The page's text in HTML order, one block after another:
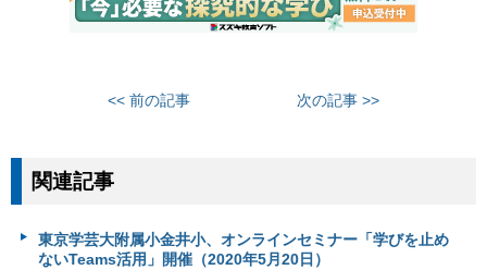
<< 前の記事 次の記事 >>
関連記事
東京学芸大附属小金井小、オンラインセミナー「学びを止め
ないTeams活用」開催（2020年5月20日）